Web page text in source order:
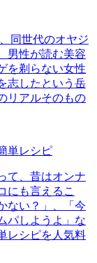
同世代のオヤジ
男性が読む美容
を剃らない女性
志したという岳
リアルそのもの
単レシピ
て、昔はオンナ
にも言えるこ
ない？」、「今
パしようよ」な
レシピを人気料